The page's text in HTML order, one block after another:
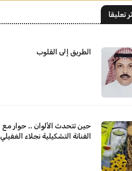
تعليقا
الطريق إلى القلوب
حين تتحدث الألوان .. حوار مع
الفنانة التشكيلية نجلاء الغفيلي